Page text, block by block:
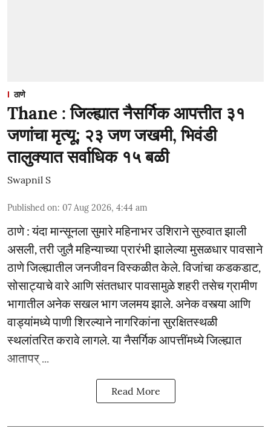
ठाणे
Thane : जिल्ह्यात नैसर्गिक आपत्तीत ३१
जणांचा मृत्यू; २३ जण जखमी, भिवंडी
तालुक्यात सर्वाधिक १५ बळी
Swapnil S
Published on: 07 Aug 2026, 4:44 am
ठाणे : यंदा मान्सूनला सुमारे महिनाभर उशिराने सुरुवात झाली
असली, तरी जुलै महिन्याच्या प्रारंभी झालेल्या मुसळधार पावसाने
ठाणे जिल्ह्यातील जनजीवन विस्कळीत केले. विजांचा कडकडाट,
सोसाट्याचे वारे आणि संततधार पावसामुळे शहरी तसेच ग्रामीण
भागातील अनेक सखल भाग जलमय झाले. अनेक वस्त्या आणि
वाड्यांमध्ये पाणी शिरल्याने नागरिकांना सुरक्षितस्थळी
स्थलांतरित करावे लागले. या नैसर्गिक आपत्तींमध्ये जिल्ह्यात
आतापर् ...
Read More